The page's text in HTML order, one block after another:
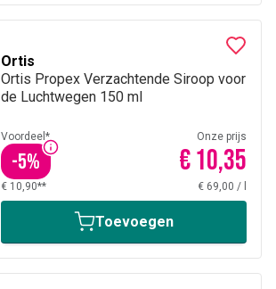
Ortis
Ortis Propex Verzachtende Siroop voor
de Luchtwegen 150 ml
Voordeel*
-5%
Onze prijs
€ 10,35
€ 10,90** € 69,00 /
Toevoegen